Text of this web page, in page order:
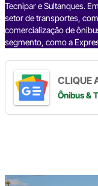
Tecnipar e Sultanques.
setor de transportes,
comercialização de
segmento, como a
CLIQUE
Ônibus &
Digite